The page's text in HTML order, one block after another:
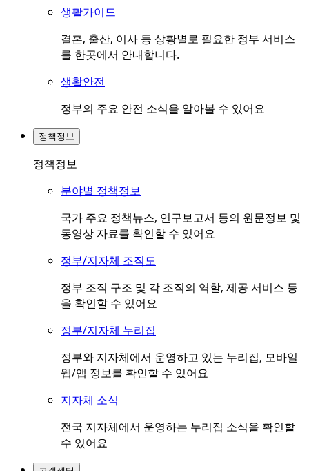
생활가이드
결혼, 출산, 이사 등 상황별로 필요한 정부 서비스
를 한곳에서 안내합니다.
생활안전
정부의 주요 안전 소식을 알아볼 수 있어요
정책정보
정책정보
분야별 정책정보
국가 주요 정책뉴스, 연구보고서 등의 원문정보 및
동영상 자료를 확인할 수 있어요
정부/지자체 조직도
정부 조직 구조 및 각 조직의 역할, 제공 서비스 등
을 확인할 수 있어요
정부/지자체 누리집
정부와 지자체에서 운영하고 있는 누리집, 모바일
웹/앱 정보를 확인할 수 있어요
지자체 소식
전국 지자체에서 운영하는 누리집 소식을 확인할
수 있어요